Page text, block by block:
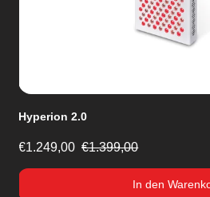
Selene
€249,00 €279,00
Out of stock